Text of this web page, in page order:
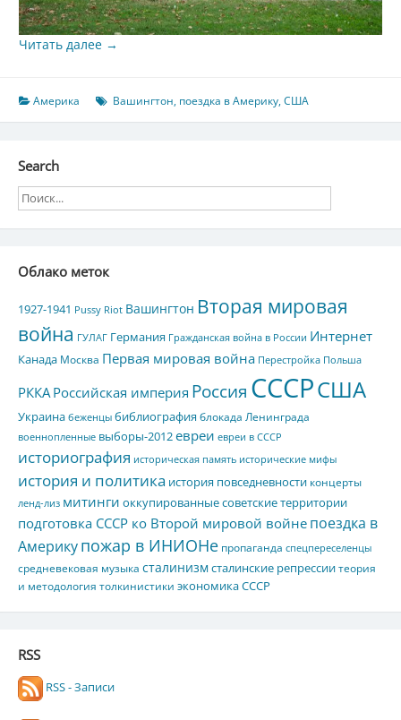
Читать далее →
Америка Вашингтон, поездка в Америку,США
Search
Облако меток
1927-1941 Pussy Riot Вашингтон Вторая мировая
война ГУЛАГ Германия Гражданская война в России Интернет
Канада Москва Первая мировая война Перестройка Польша
РККА Российская империя Россия СССРСША
Украина беженцы библиография блокада Ленинграда
военнопленные выборы-2012евреи евреи в СССР
историография историческая память исторические мифы
история и политика история повседневности концерты
ленд-лиз митинги оккупированные советские территории
подготовка СССР ко Второй мировой войнепоездка в
Америкупожар в ИНИОНе пропаганда спецпереселенцы
средневековая музыка сталинизмсталинские репрессиитеория
и методология толкинистики экономика СССР
RSS
RSS - Записи